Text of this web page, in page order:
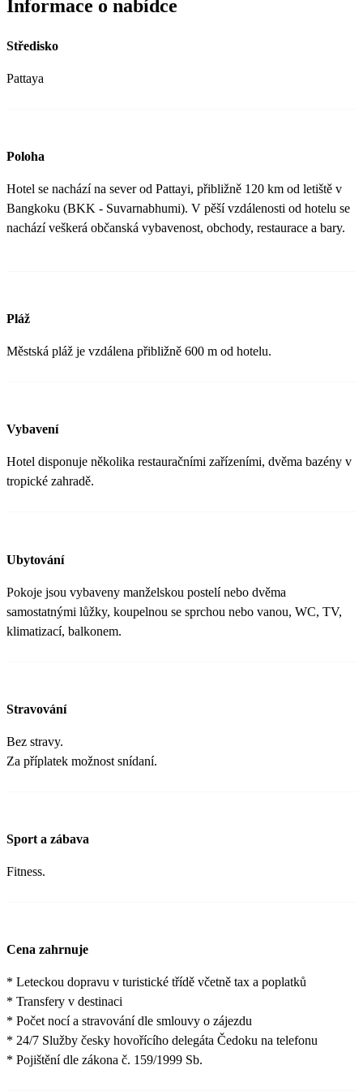
Informace o nabídce
Středisko
Pattaya
Poloha
Hotel se nachází na sever od Pattayi, přibližně 120 km od letiště v
Bangkoku (BKK - Suvarnabhumi). V pěší vzdálenosti od hotelu se
nachází veškerá občanská vybavenost, obchody, restaurace a bary.
Pláž
Městská pláž je vzdálena přibližně 600 m od hotelu.
Vybavení
Hotel disponuje několika restauračními zařízeními, dvěma bazény v
tropické zahradě.
Ubytování
Pokoje jsou vybaveny manželskou postelí nebo dvěma
samostatnými lůžky, koupelnou se sprchou nebo vanou, WC, TV,
klimatizací, balkonem.
Stravování
Bez stravy.
Za příplatek možnost snídaní.
Sport a zábava
Fitness.
Cena zahrnuje
* Leteckou dopravu v turistické třídě včetně tax a poplatků
* Transfery v destinaci
* Počet nocí a stravování dle smlouvy o zájezdu
* 24/7 Služby česky hovořícího delegáta Čedoku na telefonu
* Pojištění dle zákona č. 159/1999 Sb.